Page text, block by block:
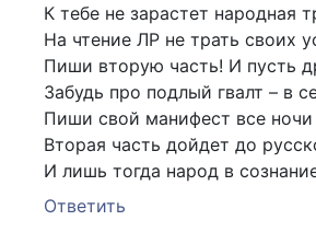
К тебе не зарастет народная
На чтение ЛР не трать своих
Пиши вторую часть! И пусть
Забудь про подлый гвалт – в
Пиши свой манифест все ночи
Вторая часть дойдет до
И лишь тогда народ в
Ответить